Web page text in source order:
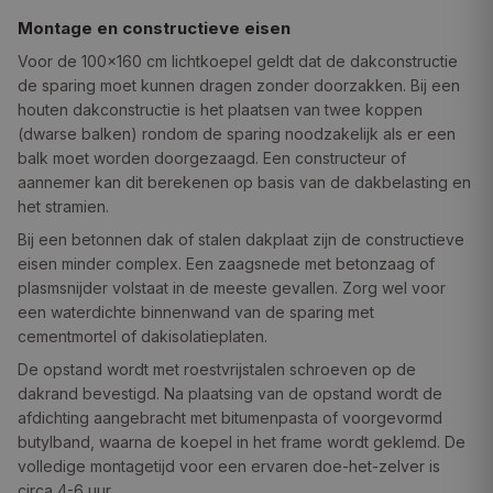
Montage en constructieve eisen
Voor de 100×160 cm lichtkoepel geldt dat de dakconstructie
de sparing moet kunnen dragen zonder doorzakken. Bij een
houten dakconstructie is het plaatsen van twee koppen
(dwarse balken) rondom de sparing noodzakelijk als er een
balk moet worden doorgezaagd. Een constructeur of
aannemer kan dit berekenen op basis van de dakbelasting en
het stramien.
Bij een betonnen dak of stalen dakplaat zijn de constructieve
eisen minder complex. Een zaagsnede met betonzaag of
plasmsnijder volstaat in de meeste gevallen. Zorg wel voor
een waterdichte binnenwand van de sparing met
cementmortel of dakisolatieplaten.
De opstand wordt met roestvrijstalen schroeven op de
dakrand bevestigd. Na plaatsing van de opstand wordt de
afdichting aangebracht met bitumenpasta of voorgevormd
butylband, waarna de koepel in het frame wordt geklemd. De
volledige montagetijd voor een ervaren doe-het-zelver is